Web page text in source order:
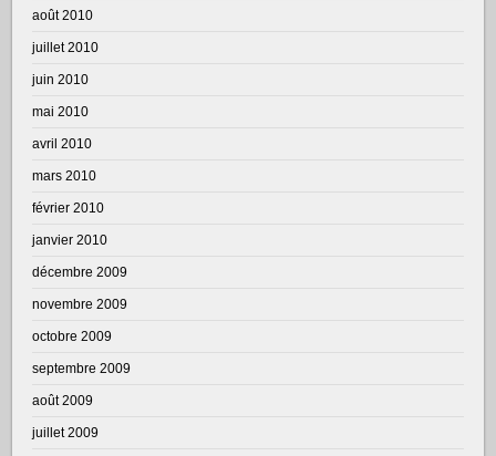
août 2010
juillet 2010
juin 2010
mai 2010
avril 2010
mars 2010
février 2010
janvier 2010
décembre 2009
novembre 2009
octobre 2009
septembre 2009
août 2009
juillet 2009